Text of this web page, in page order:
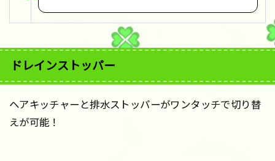
入
ドレインストッパー
ヘアキッチャーと排水ストッパーがワンタッチで切り替
えが可能！